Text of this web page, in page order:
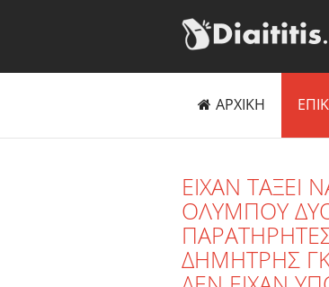
ΑΡΧΙΚΗ
EIXAN
ΟΛΥΜΠΟΥ ΔΥΟ
ΔΗΜΗΤΡΗΣ